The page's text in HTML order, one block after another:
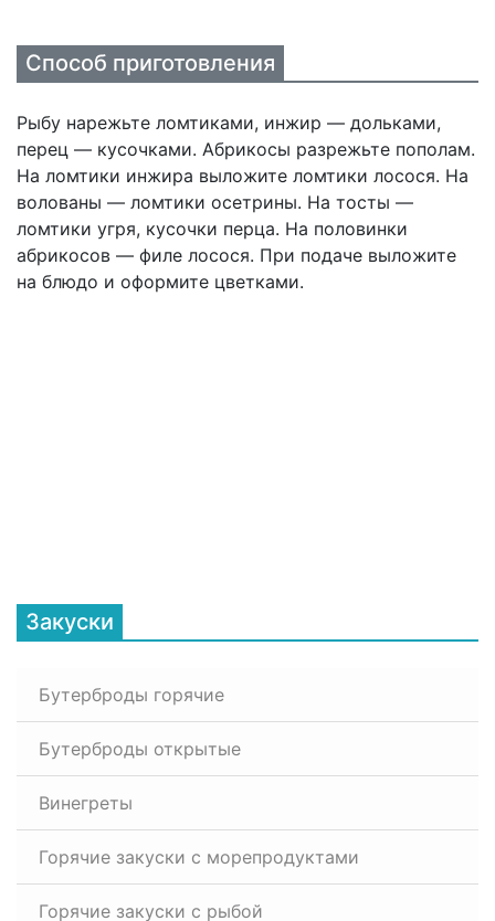
Способ приготовления
Рыбу нарежьте ломтиками, инжир — дольками,
перец — кусочками. Абрикосы разрежьте пополам.
На ломтики инжира выложите ломтики лосося. На
волованы — ломтики осетрины. На тосты —
ломтики угря, кусочки перца. На половинки
абрикосов — филе лосося. При подаче выложите
на блюдо и оформите цветками.
Закуски
Бутерброды горячие
Бутерброды открытые
Винегреты
Горячие закуски с морепродуктами
Горячие закуски с рыбой